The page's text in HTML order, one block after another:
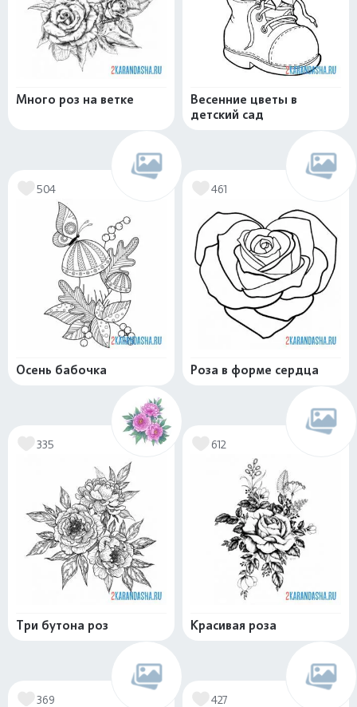
Много роз на ветке
Весенние цветы в
детский сад
504
Осень бабочка
461
Роза в форме сердца
335
Три бутона роз
612
Красивая роза
369 427